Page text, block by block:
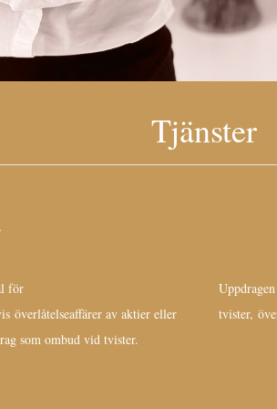
Tjänster
för
överlåtelseaffärer av aktier eller
som ombud vid tvister.
tvister,